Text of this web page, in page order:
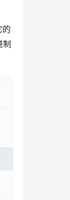
的
制